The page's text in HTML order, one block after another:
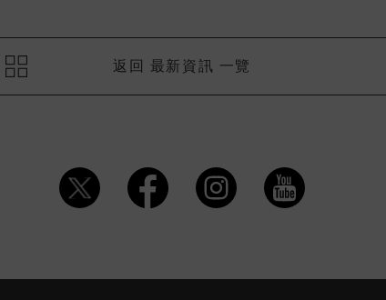
返回 最新資訊 一覽